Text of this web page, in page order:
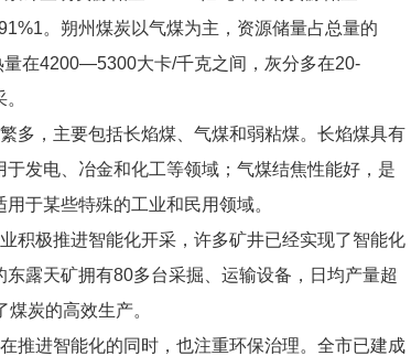
。朔州煤炭以气煤为主，资源储量占总量的
在4200—5300大卡/千克之间，灰分多在20-
多，主要包括长焰煤、气煤和弱粘煤。长焰煤具有
发电、冶金和化工等领域；气煤结焦性能好，是
于某些特殊的工业和民用领域‌。
积极推进智能化开采，许多矿井已经实现了智能化
露天矿拥有80多台采掘、运输设备，日均产量超
炭的高效生产‌。
推进智能化的同时，也注重环保治理。全市已建成